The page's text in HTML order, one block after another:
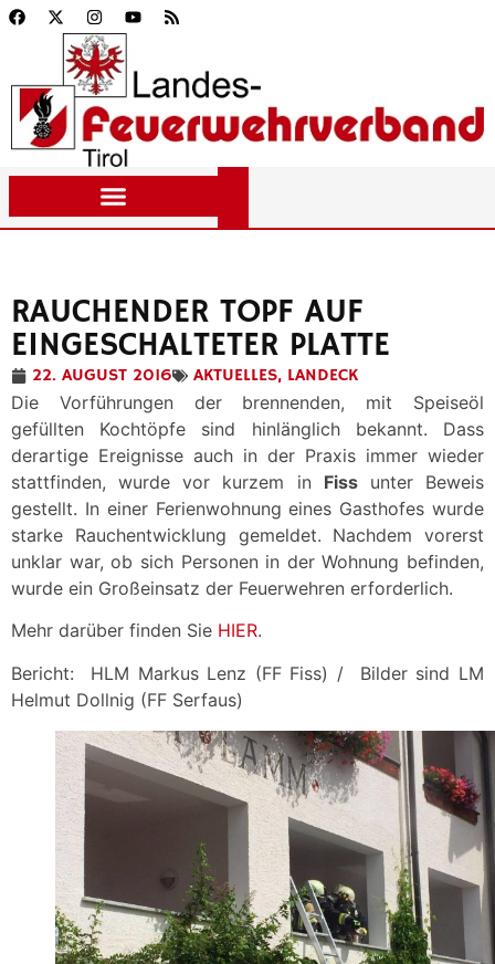
RAUCHENDER TOPF AUF
EINGESCHALTETER PLATTE
22. AUGUST 2016 AKTUELLES, LANDECK
Die Vorführungen der brennenden, mit Speiseöl
gefüllten Kochtöpfe sind hinlänglich bekannt. Dass
derartige Ereignisse auch in der Praxis immer wieder
stattfinden, wurde vor kurzem in Fissunter Beweis
gestellt. In einer Ferienwohnung eines Gasthofes wurde
starke Rauchentwicklung gemeldet. Nachdem vorerst
unklar war, ob sich Personen in der Wohnung befinden,
wurde ein Großeinsatz der Feuerwehren erforderlich.
Mehr darüber finden Sie HIER.
Bericht: HLM Markus Lenz (FF Fiss) / Bilder sind LM
Helmut Dollnig (FF Serfaus)